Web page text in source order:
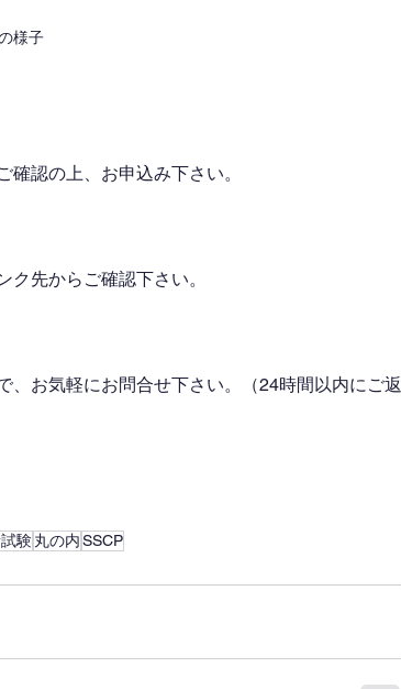
様子
認の上、お申込み下さい。
先からご確認下さい。
、お気軽にお問合せ下さい。（24時間以内にご返
験丸の内SSCP